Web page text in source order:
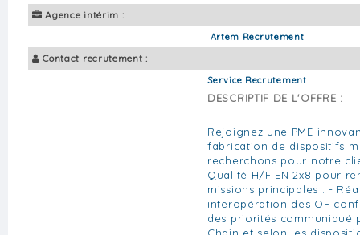
Agence intérim :
Artem Recrutement
Contact recrutement :
Service Recrutement
DESCRIPTIF DE L'OFFRE :
Rejoignez une PME
fabrication de dispositifs
recherchons pour notre
Qualité H/F EN 2x8 pour
missions principales : -
interopération des OF
des priorités communiqué